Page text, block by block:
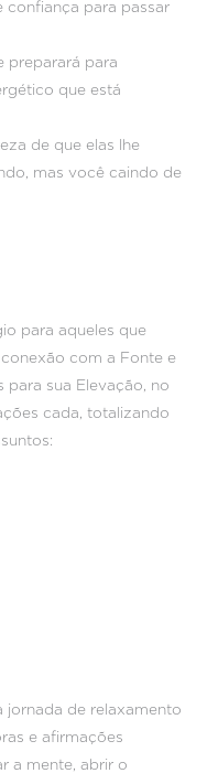
confiança para passar
preparará para
que está
de que elas lhe
mas você caindo de
para aqueles que
com a Fonte e
para sua Elevação, no
cada, totalizando
jornada de relaxamento
e afirmações
a mente, abrir o